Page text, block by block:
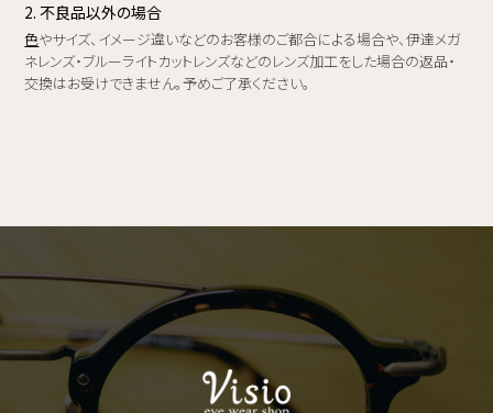
2. 不良品以外の場合
色やサイズ、イメージ違いなどのお客様のご都合による場合や、伊達メガ
ネレンズ・ブルーライトカットレンズなどのレンズ加工をした場合の返品・
交換はお受けできません。予めご了承ください。